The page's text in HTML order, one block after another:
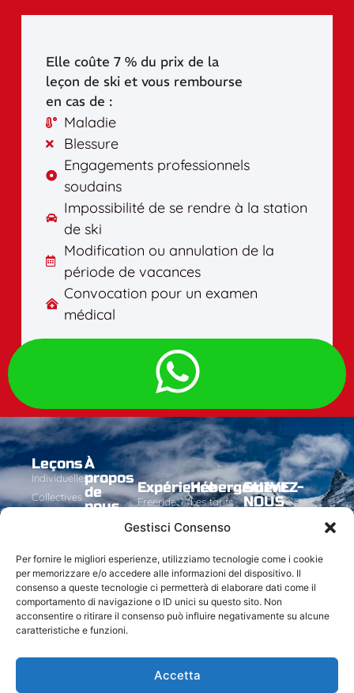
Gestisci Consenso
Per fornire le migliori esperienze, utilizziamo tecnologie come i cookie
per memorizzare e/o accedere alle informazioni del dispositivo. Il
consenso a queste tecnologie ci permetterà di elaborare dati come il
comportamento di navigazione o ID unici su questo sito. Non
acconsentire o ritirare il consenso può influire negativamente su alcune
caratteristiche e funzioni.
Accetta
Elle coûte 7 % du prix de la
leçon de ski et vous rembourse
en cas de :
Maladie
Blessure
Engagements professionnels
soudains
Impossibilité de se rendre à la station
de ski
Modification ou annulation de la
période de vacances
Convocation pour un examen
médical
Leçons
Individuelles
Collectives
Group
À
propos
de
nous
Les
Moniteurs
Activités
Expérience
Freeride
À la
de Zermatt
Carv
ski
Hébergement
Les tarifs
Contactez-
Contacts
SUIVEZ-
NOUS
Crèè avec